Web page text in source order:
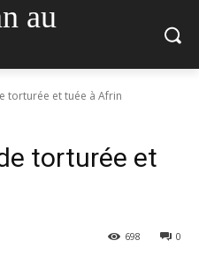
au
torturée et tuée à Afrin
torturée et
0
698